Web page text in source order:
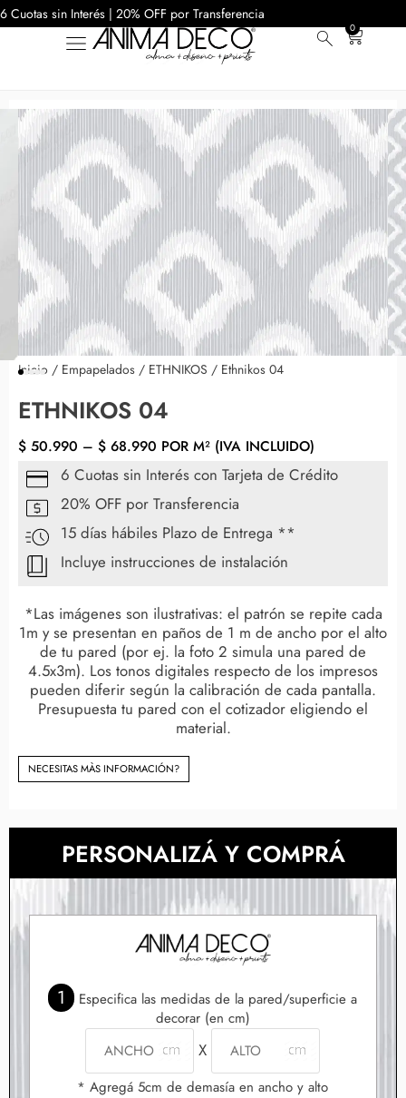
6 Cuotas sin Interés | 20% OFF por Transferencia
0
Inicio / Empapelados / ETHNIKOS / Ethnikos 04
ETHNIKOS 04
$ 50.990 – $ 68.990 POR M² (IVA INCLUIDO)
6 Cuotas sin Interés con Tarjeta de Crédito
20% OFF por Transferencia
15 días hábiles Plazo de Entrega **
Incluye instrucciones de instalación
*Las imágenes son ilustrativas: el patrón se repite cada
1m y se presentan en paños de 1 m de ancho por el alto
de tu pared (por ej. la foto 2 simula una pared de
4.5x3m). Los tonos digitales respecto de los impresos
pueden diferir según la calibración de cada pantalla.
Presupuesta tu pared con el cotizador eligiendo el
material.
NECESITAS MÀS INFORMACIÓN?
PERSONALIZÁ Y COMPRÁ
1
Especifica las medidas de la pared/superficie a
decorar (en cm)
X
* Agregá 5cm de demasía en ancho y alto